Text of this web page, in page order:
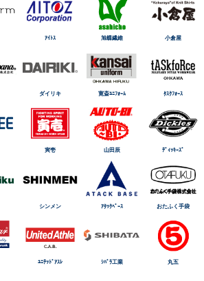
ｱｲﾄｽ 旭蝶繊維 小倉屋
ダイリキ 寛斎ﾕﾆﾌｫｰﾑ ﾀｽｸﾌｫｰｽ
寅壱 山田辰 ﾃﾞｨｯｷｰｽﾞ
シンメン ｱﾀｯｸﾍﾞｰｽ おたふく手袋
ﾕﾆﾃｯﾄﾞｱｽﾚ ｼﾊﾞﾗ工業 丸五